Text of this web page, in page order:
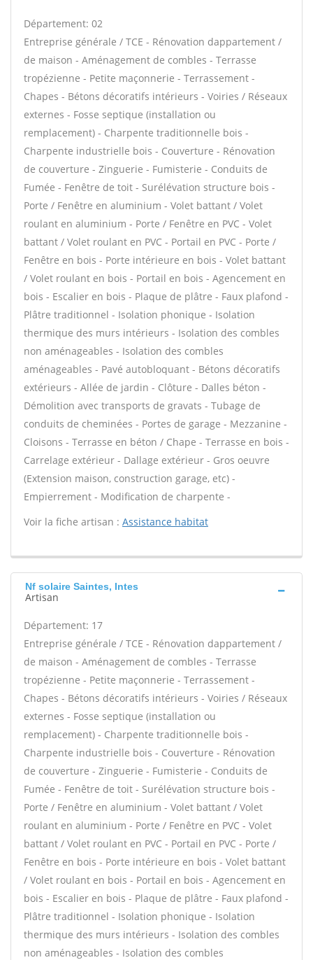
Département: 02
Entreprise générale / TCE - Rénovation dappartement /
de maison - Aménagement de combles - Terrasse
tropézienne - Petite maçonnerie - Terrassement -
Chapes - Bétons décoratifs intérieurs - Voiries / Réseaux
externes - Fosse septique (installation ou
remplacement) - Charpente traditionnelle bois -
Charpente industrielle bois - Couverture - Rénovation
de couverture - Zinguerie - Fumisterie - Conduits de
Fumée - Fenêtre de toit - Surélévation structure bois -
Porte / Fenêtre en aluminium - Volet battant / Volet
roulant en aluminium - Porte / Fenêtre en PVC - Volet
battant / Volet roulant en PVC - Portail en PVC - Porte /
Fenêtre en bois - Porte intérieure en bois - Volet battant
/ Volet roulant en bois - Portail en bois - Agencement en
bois - Escalier en bois - Plaque de plâtre - Faux plafond -
Plâtre traditionnel - Isolation phonique - Isolation
thermique des murs intérieurs - Isolation des combles
non aménageables - Isolation des combles
aménageables - Pavé autobloquant - Bétons décoratifs
extérieurs - Allée de jardin - Clôture - Dalles béton -
Démolition avec transports de gravats - Tubage de
conduits de cheminées - Portes de garage - Mezzanine -
Cloisons - Terrasse en béton / Chape - Terrasse en bois -
Carrelage extérieur - Dallage extérieur - Gros oeuvre
(Extension maison, construction garage, etc) -
Empierrement - Modification de charpente -
Voir la fiche artisan : Assistance habitat
Nf solaire Saintes, Intes
Artisan
Département: 17
Entreprise générale / TCE - Rénovation dappartement /
de maison - Aménagement de combles - Terrasse
tropézienne - Petite maçonnerie - Terrassement -
Chapes - Bétons décoratifs intérieurs - Voiries / Réseaux
externes - Fosse septique (installation ou
remplacement) - Charpente traditionnelle bois -
Charpente industrielle bois - Couverture - Rénovation
de couverture - Zinguerie - Fumisterie - Conduits de
Fumée - Fenêtre de toit - Surélévation structure bois -
Porte / Fenêtre en aluminium - Volet battant / Volet
roulant en aluminium - Porte / Fenêtre en PVC - Volet
battant / Volet roulant en PVC - Portail en PVC - Porte /
Fenêtre en bois - Porte intérieure en bois - Volet battant
/ Volet roulant en bois - Portail en bois - Agencement en
bois - Escalier en bois - Plaque de plâtre - Faux plafond -
Plâtre traditionnel - Isolation phonique - Isolation
thermique des murs intérieurs - Isolation des combles
non aménageables - Isolation des combles